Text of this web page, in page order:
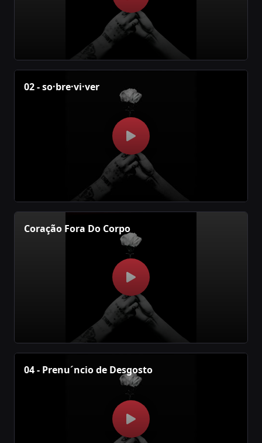
02 - so·bre·vi·ver
Coração Fora Do Corpo
04 - Prenu´ncio de Desgosto